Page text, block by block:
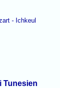
- Ichkeul
Tunesien